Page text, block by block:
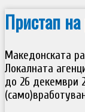
Пристап
Македонската
Локалната
до 26 декември